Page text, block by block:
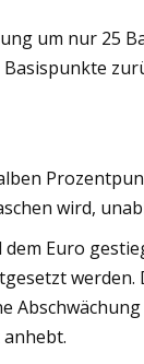
um nur 25
wird,
Euro
werden.